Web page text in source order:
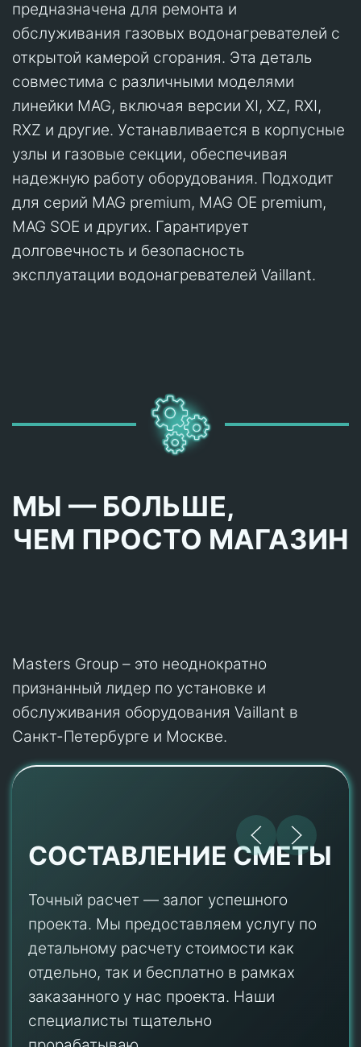
предназначена для ремонта и
обслуживания газовых водонагревателей с
открытой камерой сгорания. Эта деталь
совместима с различными моделями
линейки MAG, включая версии XI, XZ, RXI,
RXZ и другие. Устанавливается в корпусные
узлы и газовые секции, обеспечивая
надежную работу оборудования. Подходит
для серий MAG premium, MAG OE premium,
MAG SOE и других. Гарантирует
долговечность и безопасность
эксплуатации водонагревателей Vaillant.
МЫ — БОЛЬШЕ,
ЧЕМ ПРОСТО МАГАЗИН
Masters Group – это неоднократно
признанный лидер по установке и
обслуживания оборудования Vaillant в
Санкт-Петербурге и Москве.
СОСТАВЛЕНИЕ СМЕТЫ
Точный расчет — залог успешного
проекта. Мы предоставляем услугу по
детальному расчету стоимости как
отдельно, так и бесплатно в рамках
заказанного у нас проекта. Наши
специалисты тщательно